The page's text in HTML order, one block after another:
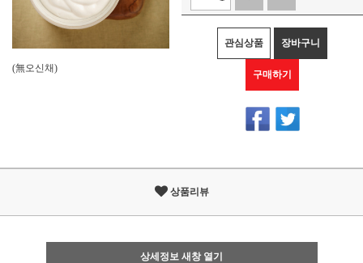
(無오신채)
관심상품 장바구니
구매하기
상품리뷰
상세정보 새창 열기